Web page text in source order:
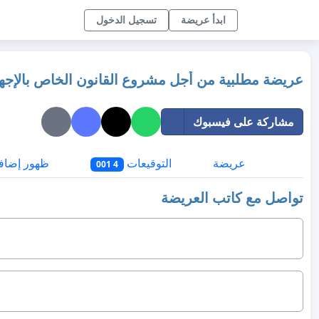
تسجيل الدخول ابدأ عريضة
عريضة مطلبية من أجل مشروع القانون الخاص
مشاركة على فيسبوك
عريضة التوقيعات 4 001 ظهور
تواصل مع كاتب العريضة